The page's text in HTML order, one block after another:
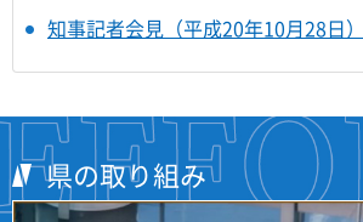
知事記者会見（平成20年10月28日）
県の取り組み